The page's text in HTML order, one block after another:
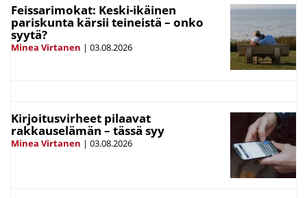
Feissarimokat: Keski-ikäinen
pariskunta kärsii teineistä – onko
syytä?
Minea Virtanen | 03.08.2026
Kirjoitusvirheet pilaavat
rakkauselämän – tässä syy
Minea Virtanen | 03.08.2026